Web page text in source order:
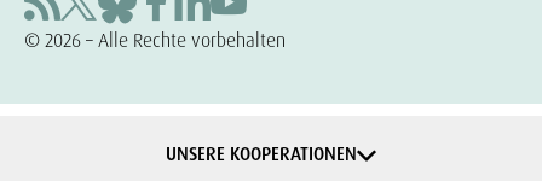
© 2026 – Alle Rechte vorbehalten
UNSERE KOOPERATIONEN